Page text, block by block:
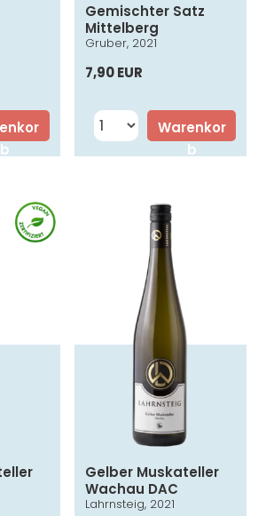
b
Gemischter Satz
Mittelberg
Gruber, 2021
7,90 EUR
Warenkor
b
Gelber Muskateller
Wachau DAC
Lahrnsteig, 2021